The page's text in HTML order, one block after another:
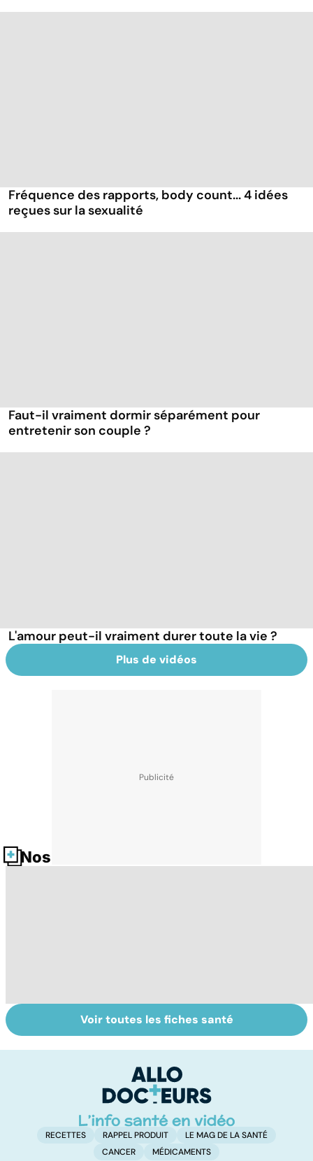
Fréquence des rapports, body count... 4 idées
reçues sur la sexualité
Faut-il vraiment dormir séparément pour
entretenir son couple ?
L'amour peut-il vraiment durer toute la vie ?
Plus de vidéos
Nos fiches santé
Violences
sexuelles :
Bien vivre la
ménopause
Voir toutes les fiches santé
RECETTES RAPPEL PRODUIT
LE MAG DE LA SANTÉ
CANCER
MÉDICAMENTS